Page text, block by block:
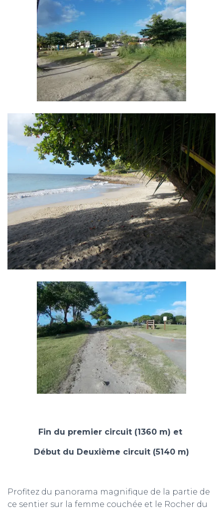
Fin du premier circuit (1360 m) et
Début du Deuxième circuit (5140 m)
Profitez du panorama magnifique de la partie de
ce sentier sur la femme couchée et le Rocher du